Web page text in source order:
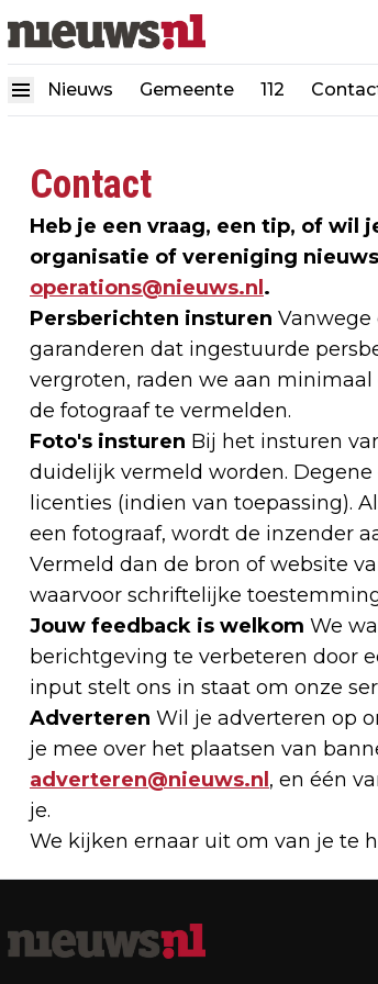
Nieuws Gemeente 112
Contact
Heb je een vraag, een tip, of wil
organisatie of vereniging
operations@nieuws.nl .
Persberichten insturen
garanderen dat ingestuurde
vergroten, raden we aan
de fotograaf te vermelden.
Foto's insturen Bij het insturen
duidelijk vermeld worden.
licenties (indien van toepassing).
een fotograaf, wordt de inzender
Vermeld dan de bron of website
waarvoor schriftelijke
Jouw feedback is welkom We
berichtgeving te verbeteren door
input stelt ons in staat om onze
Adverteren Wil je adverteren op
je mee over het plaatsen van
adverteren@nieuws.nl , en één
je.
We kijken ernaar uit om van je te